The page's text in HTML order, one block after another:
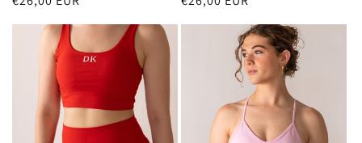
prijs
prijs